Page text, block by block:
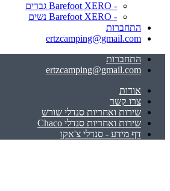
- Barefoot XERO גברים
- Barefoot XERO נשים
התחברות
ertzcamping@gmail.com
התחברות
ertzcamping@gmail.com
אודות
צרו קשר
שירות ואחריות סנדלי שורש
שירות ואחריות סנדלי Chaco
דף מידע - סנדלי צ'אקו